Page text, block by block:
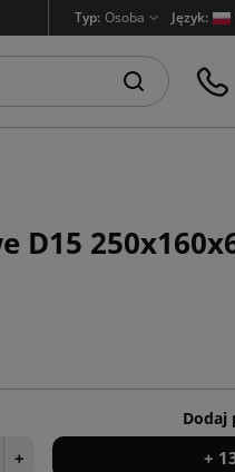
Typ: Osoba Język:
D15
+
Dodaj
+